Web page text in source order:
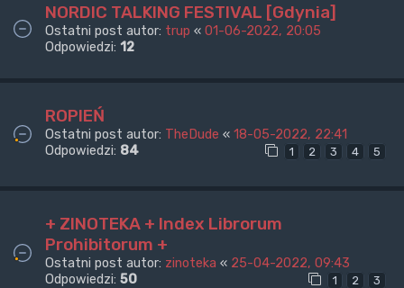
NORDIC TALKING FESTIVAL [Gdynia]
Ostatni post autor: trup « 01-06-2022, 20:05
Odpowiedzi: 12
ROPIEŃ
Ostatni post autor: TheDude « 18-05-2022, 22:41
Odpowiedzi: 84 1 2 3 4 5
+ ZINOTEKA + Index Librorum
Prohibitorum +
Ostatni post autor: zinoteka « 25-04-2022, 09:43
Odpowiedzi: 50 1 2 3